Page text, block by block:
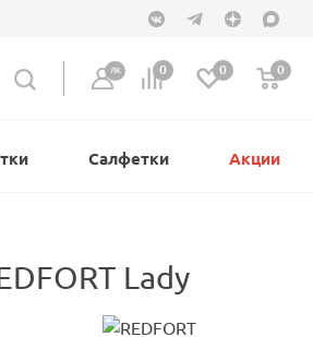
ЛК 0 0 0
Салфетки Акции
Lady